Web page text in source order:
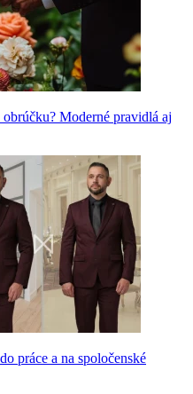
Moderné pravidlá aj
práce a na spoločenské